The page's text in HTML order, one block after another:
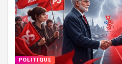
POLITIQUE